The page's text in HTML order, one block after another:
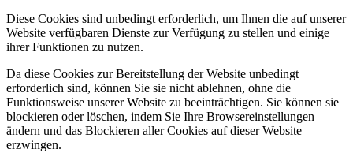
Diese Cookies sind unbedingt erforderlich, um Ihnen die auf unserer
Website verfügbaren Dienste zur Verfügung zu stellen und einige
ihrer Funktionen zu nutzen.
Da diese Cookies zur Bereitstellung der Website unbedingt
erforderlich sind, können Sie sie nicht ablehnen, ohne die
Funktionsweise unserer Website zu beeinträchtigen. Sie können sie
blockieren oder löschen, indem Sie Ihre Browsereinstellungen
ändern und das Blockieren aller Cookies auf dieser Website
erzwingen.